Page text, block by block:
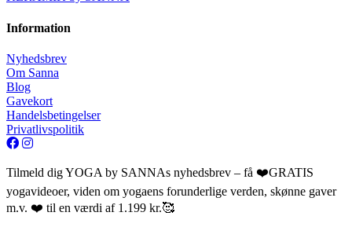
Information
Nyhedsbrev
Om Sanna
Blog
Gavekort
Handelsbetingelser
Privatlivspolitik
Tilmeld dig YOGA by SANNAs nyhedsbrev – få ❤️GRATIS
yogavideoer, viden om yogaens forunderlige verden, skønne gaver
m.v. ❤️ til en værdi af 1.199 kr.🥰